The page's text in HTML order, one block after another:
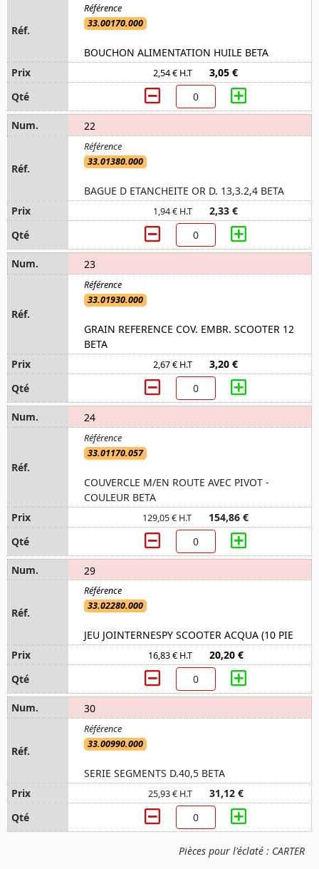
Pièces pour l'éclaté : CARTER
33.00170.000
BOUCHON ALIMENTATION HUILE BETA
2,54 € H.T 3,05 €
22
33.01380.000
BAGUE D ETANCHEITE OR D. 13,3.2,4 BETA
1,94 € H.T 2,33 €
23
33.01930.000
GRAIN REFERENCE COV. EMBR. SCOOTER 12
BETA
2,67 € H.T 3,20 €
24
33.01170.057
COUVERCLE M/EN ROUTE AVEC PIVOT -
COULEUR BETA
129,05 € H.T 154,86 €
29
33.02280.000
JEU JOINTERNESPY SCOOTER ACQUA (10 PIE
16,83 € H.T 20,20 €
30
33.00990.000
SERIE SEGMENTS D.40,5 BETA
25,93 € H.T 31,12 €